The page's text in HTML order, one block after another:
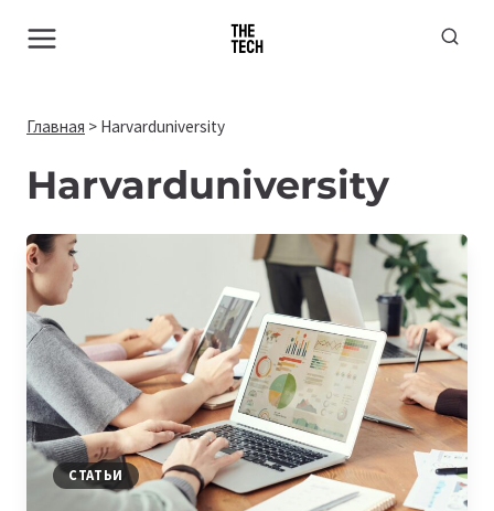
Главная > Harvarduniversity
Harvarduniversity
СТАТЬИ